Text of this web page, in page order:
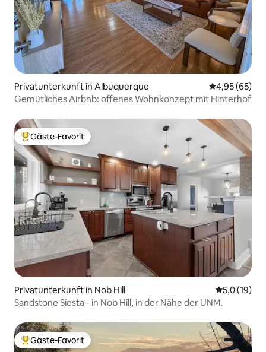
Privatunterkunft in Albuquerque
4,95 (65)
Gemütliches Airbnb: offenes Wohnkonzept mit Hinterhof
Beliebter Gäste-Favorit.
Gäste-Favorit
Privatunterkunft in Nob Hill
5,0 (19)
Sandstone Siesta - in Nob Hill, in der Nähe der UNM.
Beliebter Gäste-Favorit.
Gäste-Favorit